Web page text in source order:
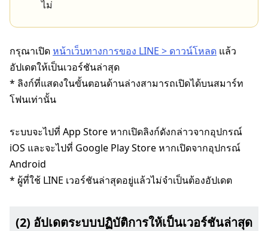
ไม่
กรุณาเปิดหน้าเว็บทางการของ LINE > ดาวน์โหลด แล้ว
อัปเดตให้เป็นเวอร์ชันล่าสุด
* ลิงก์ที่แสดงในขั้นตอนด้านล่างสามารถเปิดได้บนสมาร์ท
โฟนเท่านั้น
ระบบจะไปที่ App Store หากเปิดลิงก์ดังกล่าวจากอุปกรณ์
iOS และจะไปที่ Google Play Store หากเปิดจากอุปกรณ์
Android
* ผู้ที่ใช้ LINE เวอร์ชันล่าสุดอยู่แล้วไม่จำเป็นต้องอัปเดต
(2) อัปเดตระบบปฏิบัติการให้เป็นเวอร์ชันล่าสุด